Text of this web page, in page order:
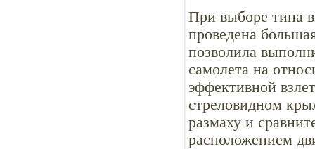
При выборе типа
проведена
позволила
самолета на
эффективной
стреловидном
размаху и
расположением